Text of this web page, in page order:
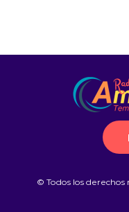
© Todos los derechos